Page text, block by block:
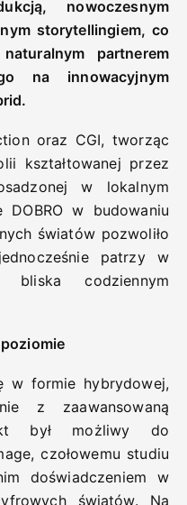
nowoczesnym
storytellingiem, co
partnerem
na innowacyjnym
oraz CGI, tworząc
kształtowanej przez
w lokalnym
DOBRO w budowaniu
światów pozwoliło
patrzy w
bliska codziennym
w formie hybrydowej,
z zaawansowaną
był możliwy do
czołowemu studiu
doświadczeniem w
światów. Na